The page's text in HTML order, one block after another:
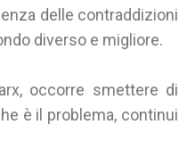
delle contraddizioni
diverso e migliore.
occorre smettere di
è il problema, continui